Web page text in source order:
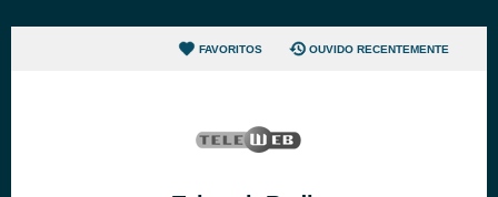
FAVORITOS OUVIDO RECENTEMENTE